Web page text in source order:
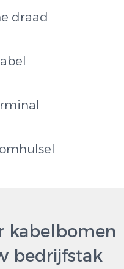
draad
kabelbomen
bedrijfstak